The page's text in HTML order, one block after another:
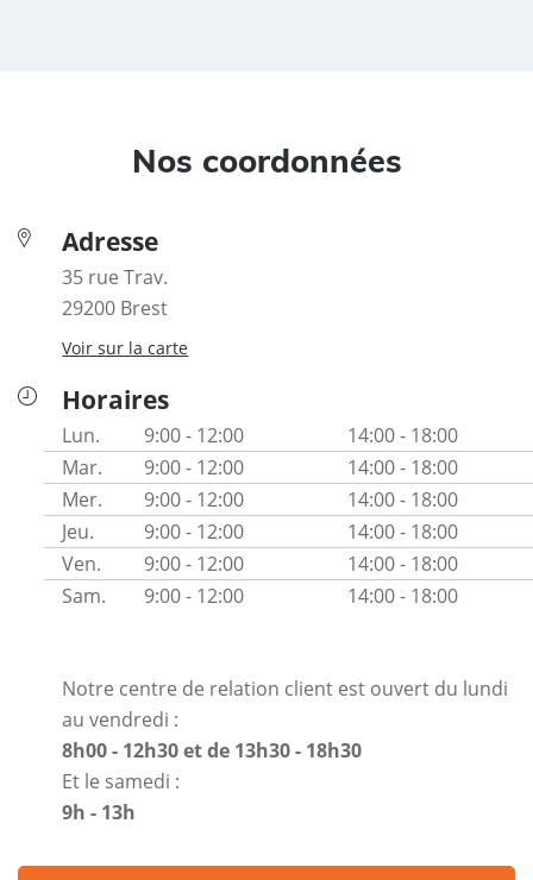
Nos coordonnées
Adresse
35 rue Trav.
29200 Brest
Voir sur la carte
Horaires
Lun. 9:00 - 12:00
14:00 - 18:00
Mar.
9:00 - 12:00
14:00 - 18:00
Mer.
9:00 - 12:00
14:00 - 18:00
Jeu.
9:00 - 12:00
14:00 - 18:00
Ven.
9:00 - 12:00
14:00 - 18:00
Sam.
9:00 - 12:00 14:00 - 18:00
Notre centre de relation client est ouvert du lundi
au vendredi :
8h00 - 12h30 et de 13h30 - 18h30
Et le samedi :
9h - 13h